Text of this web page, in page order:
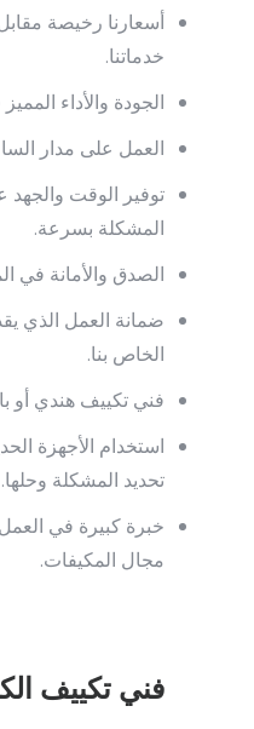
أسعارنا رخيصة
خدماتنا.
الجودة والأداء
العمل على مدار
توفير الوقت
المشكلة بسرعة.
الصدق والأمانة في
ضمانة العمل الذي
الخاص بنا.
فني تكييف هندي أو
استخدام الأجهزة
تحديد المشكلة وحلها.
خبرة كبيرة في
مجال المكيفات.
فني تكييف